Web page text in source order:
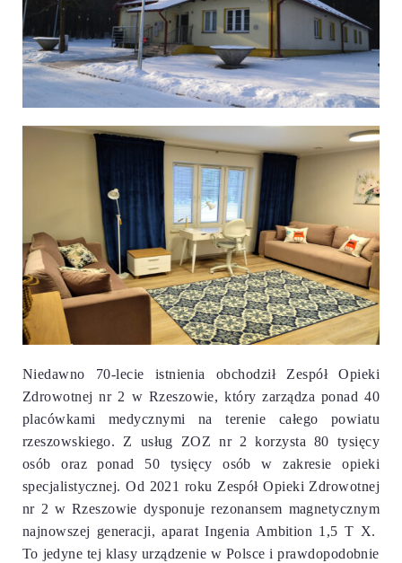
Niedawno 70-lecie istnienia obchodził Zespół Opieki
Zdrowotnej nr 2 w Rzeszowie, któryzarządza ponad 40
placówkami medycznymi na terenie całego powiatu
rzeszowskiego. Z usług ZOZ nr 2 korzysta 80 tysięcy
osób oraz ponad 50 tysięcy osób w zakresie opieki
specjalistycznej.Od 2021 roku Zespół Opieki Zdrowotnej
nr 2 w Rzeszowie dysponuje rezonansem magnetycznym
najnowszej generacji, aparat Ingenia Ambition 1,5 T X.
To jedyne tej klasy urządzenie w Polsce i prawdopodobnie